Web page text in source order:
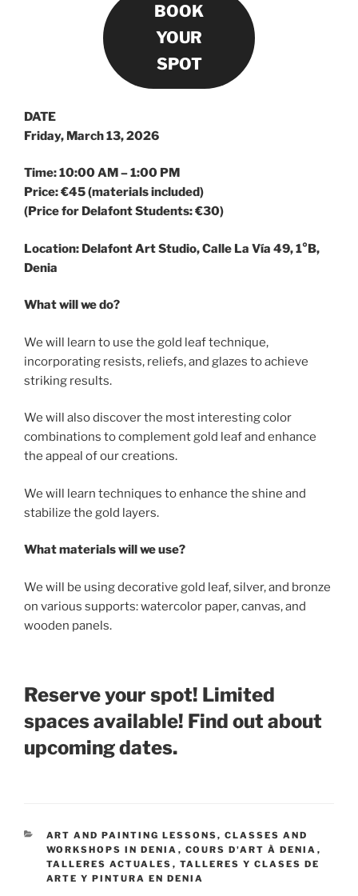
BOOK
YOUR
SPOT
DATE
Friday, March 13, 2026
Time: 10:00 AM – 1:00 PM
Price: €45 (materials included)
(Price for Delafont Students: €30)
Location: Delafont Art Studio, Calle La Vía 49, 1°B,
Denia
What will we do?
We will learn to use the gold leaf technique,
incorporating resists, reliefs, and glazes to achieve
striking results.
We will also discover the most interesting color
combinations to complement gold leaf and enhance
the appeal of our creations.
We will learn techniques to enhance the shine and
stabilize the gold layers.
What materials will we use?
We will be using decorative gold leaf, silver, and bronze
on various supports: watercolor paper, canvas, and
wooden panels.
Reserve your spot! Limited
spaces available! Find out about
upcoming dates.
CATEGORÍAS
ART AND PAINTING LESSONS, CLASSES AND
WORKSHOPS IN DENIA , COURS D'ART À DENIA ,
TALLERES ACTUALES , TALLERES Y CLASES DE
ARTE Y PINTURA EN DENIA